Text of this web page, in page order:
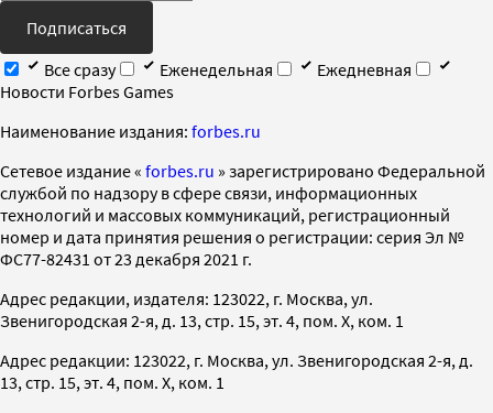
Подписаться
Все сразу
Еженедельная
Ежедневная
Новости Forbes Games
Наименование издания: forbes.ru
Cетевое издание « forbes.ru » зарегистрировано Федеральной
службой по надзору в сфере связи, информационных
технологий и массовых коммуникаций, регистрационный
номер и дата принятия решения о регистрации: серия Эл №
ФС77-82431 от 23 декабря 2021 г.
Адрес редакции, издателя: 123022, г. Москва, ул.
Звенигородская 2-я, д. 13, стр. 15, эт. 4, пом. X, ком. 1
Адрес редакции: 123022, г. Москва, ул. Звенигородская 2-я, д.
13, стр. 15, эт. 4, пом. X, ком. 1